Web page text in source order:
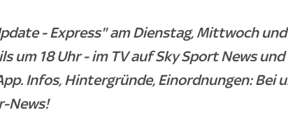
- Express" am Dienstag, Mittwoch und
um 18 Uhr - im TV auf Sky Sport News
Infos, Hintergründe, Einordnungen: Bei
News!